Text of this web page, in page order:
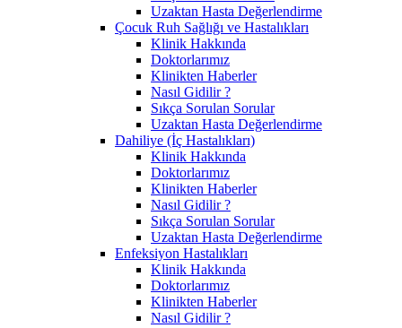
Uzaktan Hasta Değerlendirme
Çocuk Ruh Sağlığı ve Hastalıkları
Klinik Hakkında
Doktorlarımız
Klinikten Haberler
Nasıl Gidilir ?
Sıkça Sorulan Sorular
Uzaktan Hasta Değerlendirme
Dahiliye (İç Hastalıkları)
Klinik Hakkında
Doktorlarımız
Klinikten Haberler
Nasıl Gidilir ?
Sıkça Sorulan Sorular
Uzaktan Hasta Değerlendirme
Enfeksiyon Hastalıkları
Klinik Hakkında
Doktorlarımız
Klinikten Haberler
Nasıl Gidilir ?